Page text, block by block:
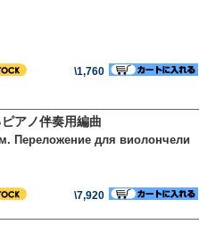
\1,760
アノ伴奏用編曲
Переложение для виолончели
\7,920